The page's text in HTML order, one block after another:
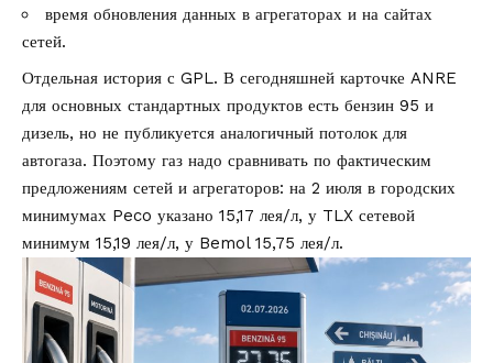
время обновления данных в агрегаторах и на сайтах
сетей.
Отдельная история с GPL. В сегодняшней карточке ANRE
для основных стандартных продуктов есть бензин 95 и
дизель, но не публикуется аналогичный потолок для
автогаза. Поэтому газ надо сравнивать по фактическим
предложениям сетей и агрегаторов: на 2 июля в городских
минимумах Peco указано 15,17 лея/л, у TLX сетевой
минимум 15,19 лея/л, у Bemol 15,75 лея/л.